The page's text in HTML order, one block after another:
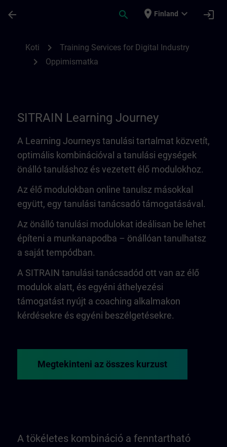
arrow_back search place Finland expand_more login
Koti chevron_right Training Services for Digital Industry
chevron_right Oppimismatka
SITRAIN Learning Journey
A Learning Journeys tanulási tartalmat közvetít,
optimális kombinációval a tanulási egységek
önálló tanuláshoz és vezetett élő modulokhoz.
Az élő modulokban online tanulsz másokkal
együtt, egy tanulási tanácsadó támogatásával.
Az önálló tanulási modulokat ideálisan be lehet
építeni a munkanapodba – önállóan tanulhatsz
a saját tempódban.
A SITRAIN tanulási tanácsadód ott van az élő
modulok alatt, és egyéni áthelyezési
támogatást nyújt a coaching alkalmakon
kérdésekre és egyéni beszélgetésekre.
Megtekinteni az összes kurzust
A tökéletes kombináció a fenntartható